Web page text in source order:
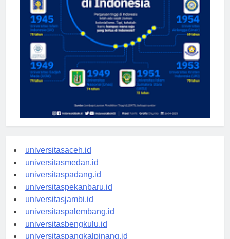
universitasaceh.id
universitasmedan.id
universitaspadang.id
universitaspekanbaru.id
universitasjambi.id
universitaspalembang.id
universitasbengkulu.id
universitaspangkalpinang.id